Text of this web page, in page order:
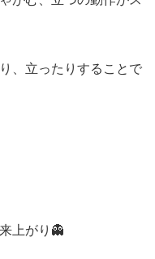
、立ったりすることで
上がり👻